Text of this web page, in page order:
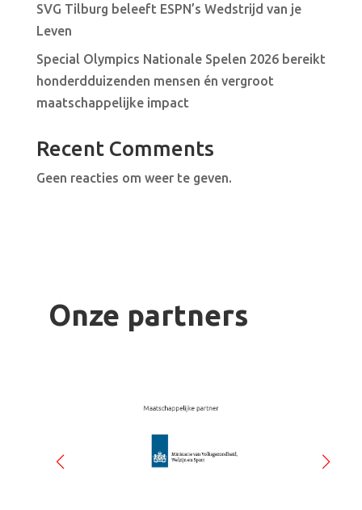
SVG Tilburg beleeft ESPN’s Wedstrijd van je
Leven
Special Olympics Nationale Spelen 2026 bereikt
honderdduizenden mensen én vergroot
maatschappelijke impact
Recent Comments
Geen reacties om weer te geven.
Onze partners